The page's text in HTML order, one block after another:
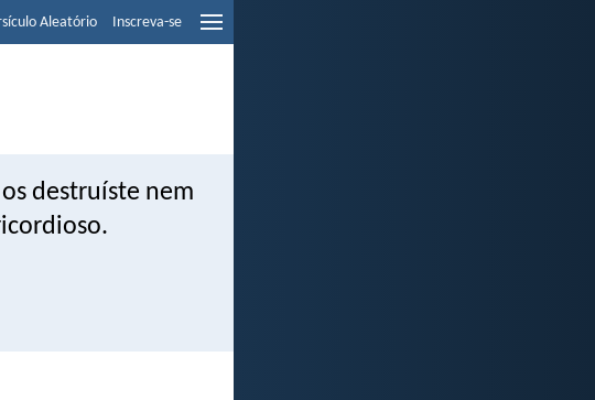
Aleatório Inscreva-se
destruíste nem